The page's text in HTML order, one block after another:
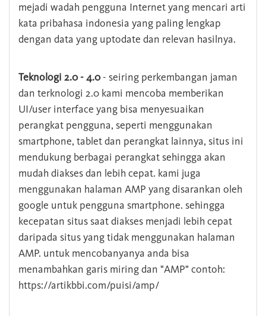
mejadi wadah pengguna Internet yang mencari arti
kata pribahasa indonesia yang paling lengkap
dengan data yang uptodate dan relevan hasilnya.
Teknologi 2.0 - 4.0- seiring perkembangan jaman
dan terknologi 2.0 kami mencoba memberikan
UI/user interface yang bisa menyesuaikan
perangkat pengguna, seperti menggunakan
smartphone, tablet dan perangkat lainnya, situs ini
mendukung berbagai perangkat sehingga akan
mudah diakses dan lebih cepat. kami juga
menggunakan halaman AMP yang disarankan oleh
google untuk pengguna smartphone. sehingga
kecepatan situs saat diakses menjadi lebih cepat
daripada situs yang tidak menggunakan halaman
AMP. untuk mencobanyanya anda bisa
menambahkan garis miring dan "AMP" contoh:
https://artikbbi.com/puisi/amp/